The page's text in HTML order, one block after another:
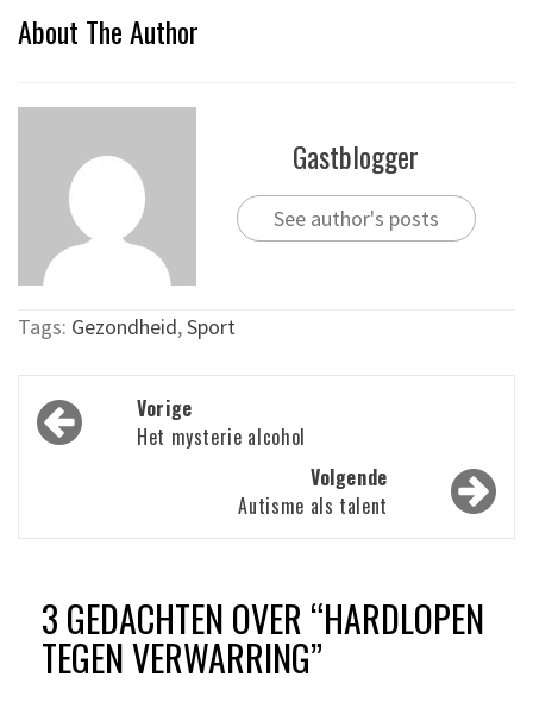
About The Author
Gastblogger
See author's posts
Tags: Gezondheid,Sport
Bericht
navigatie
Vorige
Het mysterie alcohol
Volgende
Autisme als talent
3 GEDACHTEN OVER “HARDLOPEN
TEGEN VERWARRING”